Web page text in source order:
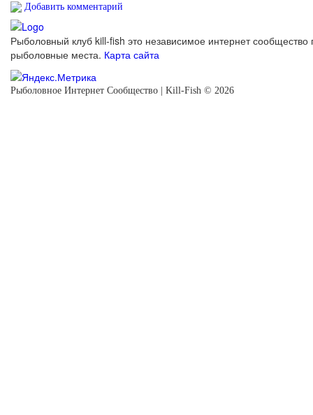
Добавить комментарий
Рыболовный клуб kill-fish это независимое интернет сообщество
рыболовные места. Карта сайта
Рыболовное Интернет Сообщество | Kill-Fish © 2026